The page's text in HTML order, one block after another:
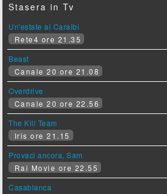
Stasera in Tv
Un'estate ai Caraibi
Rete4 ore 21.35
Beast
Canale 20 ore 21.08
Overdrive
Canale 20 ore 22.56
The Kill Team
Iris ore 21.15
Provaci ancora, Sam
Rai Movie ore 22.55
Casablanca